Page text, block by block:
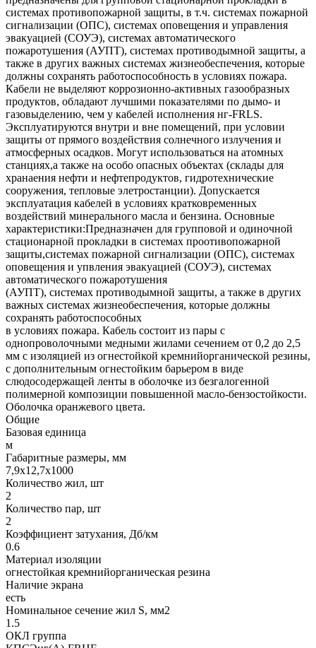
системах противопожарной защиты, в т.ч. системах пожарной
сигнализации (ОПС), системах оповещения и управления
эвакуацией (СОУЭ), системах автоматического
пожаротушения (АУПТ), системах противодымной защиты, а
также в других важных системах жизнеобеспечения, которые
должны сохранять работоспособность в условиях пожара.
Кабели не выделяют коррозионно-активных газообразных
продуктов, обладают лучшими показателями по дымо- и
газовыделению, чем у кабелей исполнения нг-FRLS.
Эксплуатируются внутри и вне помещений, при условии
защиты от прямого воздействия солнечного излучения и
атмосферных осадков. Могут использоваться на атомных
станциях,а также на особо опасных объектах (склады для
хранаения нефти и нефтепродуктов, гидротехнические
сооружения, тепловые элетростанции). Допускается
эксплуатация кабелей в условиях кратковременных
воздействий минерального масла и бензина. Основные
характеристики:Предназначен для групповой и одиночной
стационарной прокладки в системах проотивопожарной
защиты,системах пожарной сигнализации (ОПС), системах
оповещения и упвления эвакуацией (СОУЭ), системах
автоматического пожаротушения
(АУПТ), системах противодымной защиты, а также в других
важных системах жизнеобеспечения, которые должны
сохранять работоспособных
в условиях пожара. Кабель состоит из пары с
однопроволочными медными жилами сечением от 0,2 до 2,5
мм с изоляцией из огнестойкой кремнийорганической резины,
с дополнительным огнестойким барьером в виде
слюдосодержащей ленты в оболочке из безгалогенной
полимерной композиции повышенной масло-бензостойкости.
Оболочка оранжевого цвета.
Общие
Базовая единица
м
Габаритные размеры, мм
7,9x12,7x1000
Количество жил, шт
2
Количество пар, шт
2
Коэффициент затухания, Дб/км
0.6
Материал изоляции
огнестойкая кремнийорганическая резина
Наличие экрана
есть
Номинальное сечение жил S, мм2
1.5
ОКЛ группа